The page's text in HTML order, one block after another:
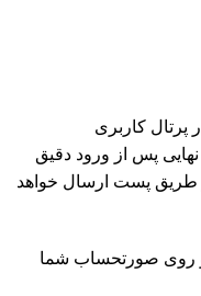
پرتال کاربری
پس از ورود دقیق
پست ارسال خواهد
و روی صورتحساب شما